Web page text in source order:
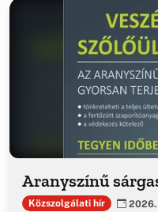
Aranyszínű
Közszolgálati hír 2026.